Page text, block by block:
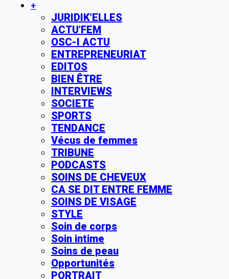
+
JURIDIK’ELLES
ACTU’FEM
OSC-I ACTU
ENTREPRENEURIAT
EDITOS
BIEN ÊTRE
INTERVIEWS
SOCIETE
SPORTS
TENDANCE
Vécus de femmes
TRIBUNE
PODCASTS
SOINS DE CHEVEUX
CA SE DIT ENTRE FEMME
SOINS DE VISAGE
STYLE
Soin de corps
Soin intime
Soins de peau
Opportunités
PORTRAIT